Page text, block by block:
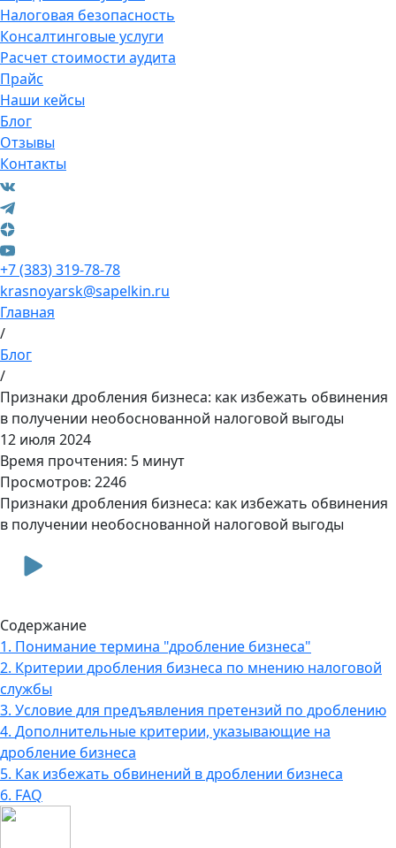
Налоговая безопасность
Консалтинговые услуги
Расчет стоимости аудита
Прайс
Наши кейсы
Блог
Отзывы
Контакты
+7 (383) 319-78-78
krasnoyarsk@sapelkin.ru
Главная
/
Блог
/
Признаки дробления бизнеса: как избежать обвинения
в получении необоснованной налоговой выгоды
12 июля 2024
Время прочтения: 5 минут
Просмотров: 2246
Признаки дробления бизнеса: как избежать обвинения
в получении необоснованной налоговой выгоды
Содержание
1. Понимание термина "дробление бизнеса"
2. Критерии дробления бизнеса по мнению налоговой
службы
3. Условие для предъявления претензий по дроблению
4. Дополнительные критерии, указывающие на
дробление бизнеса
5. Как избежать обвинений в дроблении бизнеса
6. FAQ